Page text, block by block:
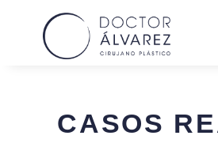
CASOS